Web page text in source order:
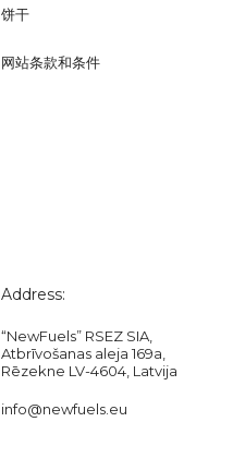
饼干
网站条款和条件
Address:
“NewFuels” RSEZ SIA,
Atbrīvošanas aleja 169a,
Rēzekne LV-4604, Latvija
info@newfuels.eu